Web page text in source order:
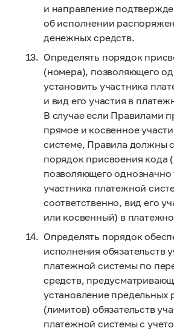
и направление
об исполнении
денежных средств.
Определять порядок
(номера), позволяющего
установить участника
и вид его участия в
В случае если Правилами
прямое и косвенное
системе, Правила должны
порядок присвоения кода
позволяющего однозначно
участника платежной
соответственно, вид его
или косвенный) в
Определять порядок
исполнения обязательств
платежной системы по
средств,
установление предельных
(лимитов) обязательств
платежной системы с